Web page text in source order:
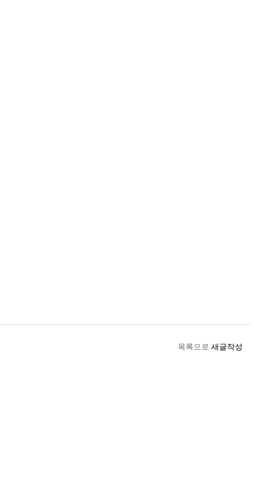
목록으로 새글작성